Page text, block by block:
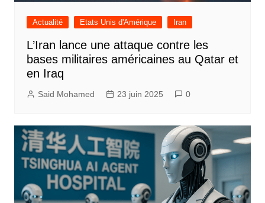
Actualité Etats Unis d'Amérique Iran
L’Iran lance une attaque contre les
bases militaires américaines au Qatar et
en Iraq
Said Mohamed 23 juin 2025 0